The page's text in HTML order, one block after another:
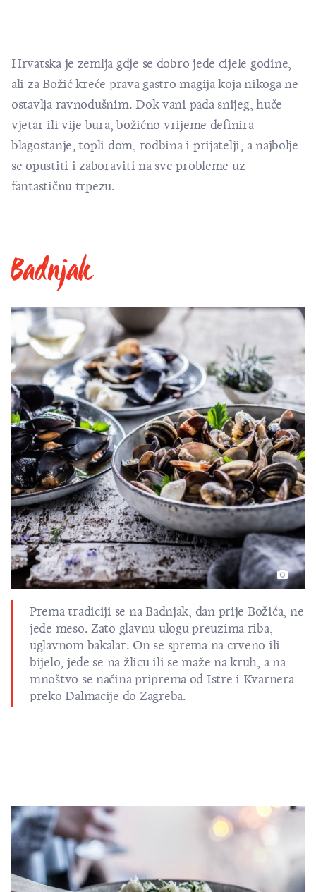
Hrvatska je zemlja gdje se dobro jede cijele godine,
ali za Božić kreće prava gastro magija koja nikoga ne
ostavlja ravnodušnim. Dok vani pada snijeg, huče
vjetar ili vije bura, božićno vrijeme definira
blagostanje, topli dom, rodbina i prijatelji, a najbolje
se opustiti i zaboraviti na sve probleme uz
fantastičnu trpezu.
Badnjak
Prema tradiciji se na Badnjak, dan prije Božića, ne
jede meso. Zato glavnu ulogu preuzima riba,
uglavnom bakalar. On se sprema na crveno ili
bijelo, jede se na žlicu ili se maže na kruh, a na
mnoštvo se načina priprema od Istre i Kvarnera
preko Dalmacije do Zagreba.